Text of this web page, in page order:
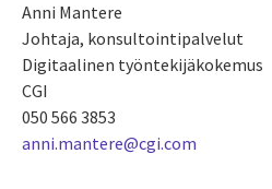
Anni Mantere
Johtaja, konsultointipalvelut
Digitaalinen työntekijäkokemus
CGI
050 566 3853
anni.mantere@cgi.com